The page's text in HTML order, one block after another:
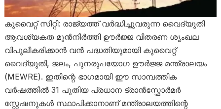
കുവൈറ്റ് സിറ്റി: രാജ്യത്ത് വർദ്ധിച്ചുവരുന്ന വൈദ്യുതി
ആവശ്യകത മുൻനിർത്തി ഊർജ്ജ വിതരണ ശൃംഖല
വിപുലീകരിക്കാൻ വൻ പദ്ധതിയുമായി കുവൈറ്റ്
വൈദ്യുതി, ജലം, പുനരുപയോഗ ഊർജ്ജ മന്ത്രാലയം
(MEWRE). ഇതിന്റെ ഭാഗമായി ഈ സാമ്പത്തിക
വർഷത്തിൽ 31 പുതിയ പ്രധാന ട്രാൻസ്ഫോർമർ
സ്റ്റേഷനുകൾ സ്ഥാപിക്കാനാണ് മന്ത്രാലയത്തിന്റെ